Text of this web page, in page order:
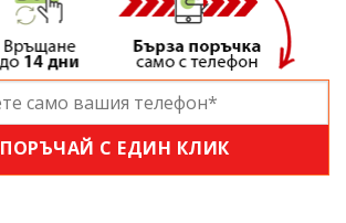
ПОРЪЧАЙ С ЕДИН КЛИК